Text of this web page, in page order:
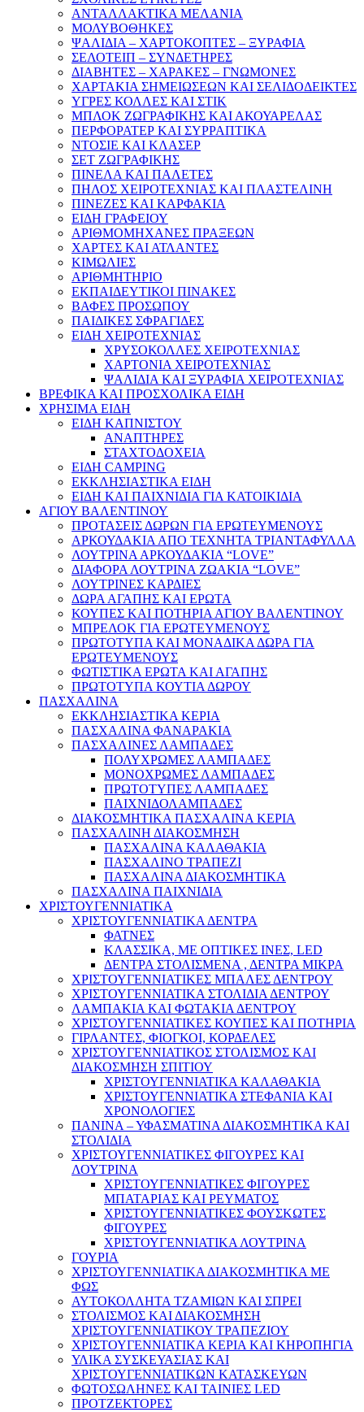
ΑΝΤΑΛΛΑΚΤΙΚΑ ΜΕΛΑΝΙΑ
ΜΟΛΥΒΟΘΗΚΕΣ
ΨΑΛΙΔΙΑ – ΧΑΡΤΟΚΟΠΤΕΣ – ΞΥΡΑΦΙΑ
ΣΕΛΟΤΕΙΠ – ΣΥΝΔΕΤΗΡΕΣ
ΔΙΑΒΗΤΕΣ – ΧΑΡΑΚΕΣ – ΓΝΩΜΟΝΕΣ
ΧΑΡΤΑΚΙΑ ΣΗΜΕΙΩΣΕΩΝ ΚΑΙ ΣΕΛΙΔΟΔΕΙΚΤΕΣ
ΥΓΡΕΣ ΚΟΛΛΕΣ ΚΑΙ ΣΤΙΚ
ΜΠΛΟΚ ΖΩΓΡΑΦΙΚΗΣ ΚΑΙ ΑΚΟΥΑΡΕΛΑΣ
ΠΕΡΦΟΡΑΤΕΡ ΚΑΙ ΣΥΡΡΑΠΤΙΚΑ
ΝΤΟΣΙΕ ΚΑΙ ΚΛΑΣΕΡ
ΣΕΤ ΖΩΓΡΑΦΙΚΗΣ
ΠΙΝΕΛΑ ΚΑΙ ΠΑΛΕΤΕΣ
ΠΗΛΟΣ ΧΕΙΡΟΤΕΧΝΙΑΣ ΚΑΙ ΠΛΑΣΤΕΛΙΝΗ
ΠΙΝΕΖΕΣ ΚΑΙ ΚΑΡΦΑΚΙΑ
ΕΙΔΗ ΓΡΑΦΕΙΟΥ
ΑΡΙΘΜΟΜΗΧΑΝΕΣ ΠΡΑΞΕΩΝ
ΧΑΡΤΕΣ ΚΑΙ ΑΤΛΑΝΤΕΣ
ΚΙΜΩΛΙΕΣ
ΑΡΙΘΜΗΤΗΡΙΟ
ΕΚΠΑΙΔΕΥΤΙΚΟΙ ΠΙΝΑΚΕΣ
ΒΑΦΕΣ ΠΡΟΣΩΠΟΥ
ΠΑΙΔΙΚΕΣ ΣΦΡΑΓΙΔΕΣ
ΕΙΔΗ ΧΕΙΡΟΤΕΧΝΙΑΣ
ΧΡΥΣΟΚΟΛΛΕΣ ΧΕΙΡΟΤΕΧΝΙΑΣ
ΧΑΡΤΟΝΙΑ ΧΕΙΡΟΤΕΧΝΙΑΣ
ΨΑΛΙΔΙΑ ΚΑΙ ΞΥΡΑΦΙΑ ΧΕΙΡΟΤΕΧΝΙΑΣ
ΒΡΕΦΙΚΑ ΚΑΙ ΠΡΟΣΧΟΛΙΚΑ ΕΙΔΗ
ΧΡΗΣΙΜΑ ΕΙΔΗ
ΕΙΔΗ ΚΑΠΝΙΣΤΟΥ
ΑΝΑΠΤΗΡΕΣ
ΣΤΑΧΤΟΔΟΧΕΙΑ
ΕΙΔΗ CAMPING
ΕΚΚΛΗΣΙΑΣΤΙΚΑ ΕΙΔΗ
ΕΙΔΗ ΚΑΙ ΠΑΙΧΝΙΔΙΑ ΓΙΑ ΚΑΤΟΙΚΙΔΙΑ
ΑΓΙΟΥ ΒΑΛΕΝΤΙΝΟΥ
ΠΡΟΤΑΣΕΙΣ ΔΩΡΩΝ ΓΙΑ ΕΡΩΤΕΥΜΕΝΟΥΣ
ΑΡΚΟΥΔΑΚΙΑ ΑΠΟ ΤΕΧΝΗΤΑ ΤΡΙΑΝΤΑΦΥΛΛΑ
ΛΟΥΤΡΙΝΑ ΑΡΚΟΥΔΑΚΙΑ “LOVE”
ΔΙΑΦΟΡΑ ΛΟΥΤΡΙΝΑ ΖΩΑΚΙΑ “LOVE”
ΛΟΥΤΡΙΝΕΣ ΚΑΡΔΙΕΣ
ΔΩΡΑ ΑΓΑΠΗΣ ΚΑΙ ΕΡΩΤΑ
ΚΟΥΠΕΣ ΚΑΙ ΠΟΤΗΡΙΑ ΑΓΙΟΥ ΒΑΛΕΝΤΙΝΟΥ
ΜΠΡΕΛΟΚ ΓΙΑ ΕΡΩΤΕΥΜΕΝΟΥΣ
ΠΡΩΤΟΤΥΠΑ ΚΑΙ ΜΟΝΑΔΙΚΑ ΔΩΡΑ ΓΙΑ
ΕΡΩΤΕΥΜΕΝΟΥΣ
ΦΩΤΙΣΤΙΚΑ ΕΡΩΤΑ ΚΑΙ ΑΓΑΠΗΣ
ΠΡΩΤΟΤΥΠΑ ΚΟΥΤΙΑ ΔΩΡΟΥ
ΠΑΣΧΑΛΙΝΑ
ΕΚΚΛΗΣΙΑΣΤΙΚΑ ΚΕΡΙΑ
ΠΑΣΧΑΛΙΝΑ ΦΑΝΑΡΑΚΙΑ
ΠΑΣΧΑΛΙΝΕΣ ΛΑΜΠΑΔΕΣ
ΠΟΛΥΧΡΩΜΕΣ ΛΑΜΠΑΔΕΣ
ΜΟΝΟΧΡΩΜΕΣ ΛΑΜΠΑΔΕΣ
ΠΡΩΤΟΤΥΠΕΣ ΛΑΜΠΑΔΕΣ
ΠΑΙΧΝΙΔΟΛΑΜΠΑΔΕΣ
ΔΙΑΚΟΣΜΗΤΙΚΑ ΠΑΣΧΑΛΙΝΑ ΚΕΡΙΑ
ΠΑΣΧΑΛΙΝΗ ΔΙΑΚΟΣΜΗΣΗ
ΠΑΣΧΑΛΙΝΑ ΚΑΛΑΘΑΚΙΑ
ΠΑΣΧΑΛΙΝΟ ΤΡΑΠΕΖΙ
ΠΑΣΧΑΛΙΝΑ ΔΙΑΚΟΣΜΗΤΙΚΑ
ΠΑΣΧΑΛΙΝΑ ΠΑΙΧΝΙΔΙΑ
ΧΡΙΣΤΟΥΓΕΝΝΙΑΤΙΚΑ
ΧΡΙΣΤΟΥΓΕΝΝΙΑΤΙΚΑ ΔΕΝΤΡΑ
ΦΑΤΝΕΣ
ΚΛΑΣΣΙΚΑ, ΜΕ ΟΠΤΙΚΕΣ ΙΝΕΣ, LED
ΔΕΝΤΡΑ ΣΤΟΛΙΣΜΕΝΑ , ΔΕΝΤΡΑ ΜΙΚΡΑ
ΧΡΙΣΤΟΥΓΕΝΝΙΑΤΙΚΕΣ ΜΠΑΛΕΣ ΔΕΝΤΡΟΥ
ΧΡΙΣΤΟΥΓΕΝΝΙΑΤΙΚΑ ΣΤΟΛΙΔΙΑ ΔΕΝΤΡΟΥ
ΛΑΜΠΑΚΙΑ ΚΑΙ ΦΩΤΑΚΙΑ ΔΕΝΤΡΟΥ
ΧΡΙΣΤΟΥΓΕΝΝΙΑΤΙΚΕΣ ΚΟΥΠΕΣ ΚΑΙ ΠΟΤΗΡΙΑ
ΓΙΡΛΑΝΤΕΣ, ΦΙΟΓΚΟΙ, ΚΟΡΔΕΛΕΣ
ΧΡΙΣΤΟΥΓΕΝΝΙΑΤΙΚΟΣ ΣΤΟΛΙΣΜΟΣ ΚΑΙ
ΔΙΑΚΟΣΜΗΣΗ ΣΠΙΤΙΟΥ
ΧΡΙΣΤΟΥΓΕΝΝΙΑΤΙΚΑ ΚΑΛΑΘΑΚΙΑ
ΧΡΙΣΤΟΥΓΕΝΝΙΑΤΙΚΑ ΣΤΕΦΑΝΙΑ ΚΑΙ
ΧΡΟΝΟΛΟΓΙΕΣ
ΠΑΝΙΝΑ – ΥΦΑΣΜΑΤΙΝΑ ΔΙΑΚΟΣΜΗΤΙΚΑ ΚΑΙ
ΣΤΟΛΙΔΙΑ
ΧΡΙΣΤΟΥΓΕΝΝΙΑΤΙΚΕΣ ΦΙΓΟΥΡΕΣ ΚΑΙ
ΛΟΥΤΡΙΝΑ
ΧΡΙΣΤΟΥΓΕΝΝΙΑΤΙΚΕΣ ΦΙΓΟΥΡΕΣ
ΜΠΑΤΑΡΙΑΣ ΚΑΙ ΡΕΥΜΑΤΟΣ
ΧΡΙΣΤΟΥΓΕΝΝΙΑΤΙΚΕΣ ΦΟΥΣΚΩΤΕΣ
ΦΙΓΟΥΡΕΣ
ΧΡΙΣΤΟΥΓΕΝΝΙΑΤΙΚΑ ΛΟΥΤΡΙΝΑ
ΓΟΥΡΙΑ
ΧΡΙΣΤΟΥΓΕΝΝΙΑΤΙΚΑ ΔΙΑΚΟΣΜΗΤΙΚΑ ΜΕ
ΦΩΣ
ΑΥΤΟΚΟΛΛΗΤΑ ΤΖΑΜΙΩΝ ΚΑΙ ΣΠΡΕΙ
ΣΤΟΛΙΣΜΟΣ ΚΑΙ ΔΙΑΚΟΣΜΗΣΗ
ΧΡΙΣΤΟΥΓΕΝΝΙΑΤΙΚΟΥ ΤΡΑΠΕΖΙΟΥ
ΧΡΙΣΤΟΥΓΕΝΝΙΑΤΙΚΑ ΚΕΡΙΑ ΚΑΙ ΚΗΡΟΠΗΓΙΑ
ΥΛΙΚΑ ΣΥΣΚΕΥΑΣΙΑΣ ΚΑΙ
ΧΡΙΣΤΟΥΓΕΝΝΙΑΤΙΚΩΝ ΚΑΤΑΣΚΕΥΩΝ
ΦΩΤΟΣΩΛΗΝΕΣ ΚΑΙ ΤΑΙΝΙΕΣ LED
ΠΡΟΤΖΕΚΤΟΡΕΣ